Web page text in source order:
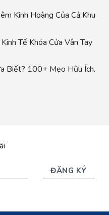
Kinh Hoàng Của Cả Khu
Tế Khóa Cửa Vân Tay
Biết? 100+ Mẹo Hữu Ích.